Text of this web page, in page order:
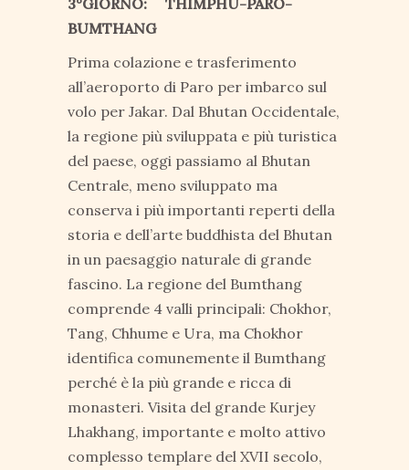
BUMTHANG
Prima colazione e trasferimento
all’aeroporto di Paro per imbarco sul
volo per Jakar. Dal Bhutan Occidentale,
la regione più sviluppata e più turistica
del paese, oggi passiamo al Bhutan
Centrale, meno sviluppato ma
conserva i più importanti reperti della
storia e dell’arte buddhista del Bhutan
in un paesaggio naturale di grande
fascino. La regione del Bumthang
comprende 4 valli principali: Chokhor,
Tang, Chhume e Ura, ma Chokhor
identifica comunemente il Bumthang
perché è la più grande e ricca di
monasteri. Visita del grande Kurjey
Lhakhang, importante e molto attivo
complesso templare del XVII secolo,